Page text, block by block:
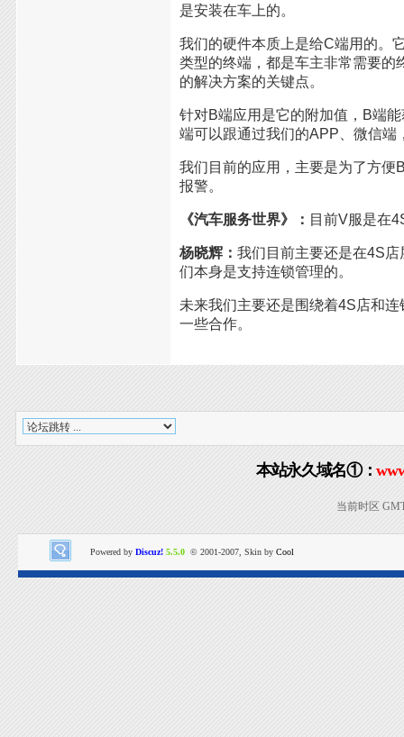
是安装在车上的。
我们的硬件本质上是给C端用的。
类型的终端，都是车主非常需要的
的解决方案的关键点。
针对B端应用是它的附加值，B端
端可以跟通过我们的APP、微信端
我们目前的应用，主要是为了方便
报警。
《汽车服务世界》： 目前V服是在
杨晓辉：我们目前主要还是在4S
们本身是支持连锁管理的。
未来我们主要还是围绕着4S店和
一些合作。
本站永久域名①：
当前时区
Powered by Discuz! 5.5.0 © 2001-2007, Skin by Cool